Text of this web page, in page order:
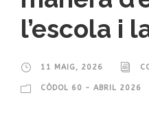
l’escola i
11 MAIG, 2026
CÒDOL 60 - ABRIL 2026